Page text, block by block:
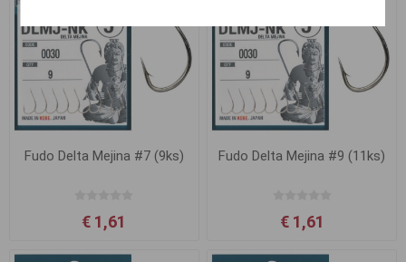
Fudo Delta Mejina #7 (9ks)
€ 1,61
Fudo Delta Mejina #9 (11ks)
€ 1,61